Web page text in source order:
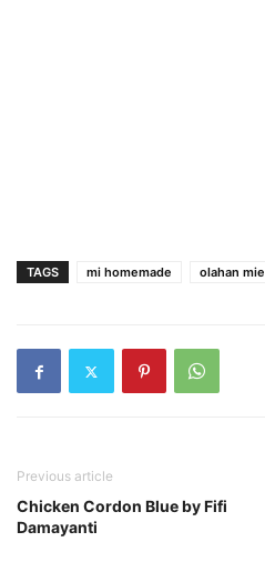
TAGS mi homemade olahan mie
Previous article
Chicken Cordon Blue by Fifi
Damayanti